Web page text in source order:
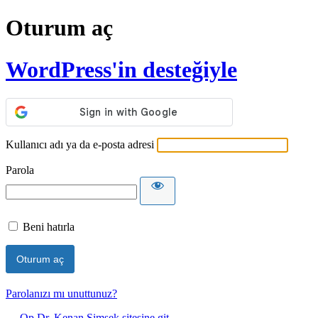
Oturum aç
WordPress'in desteğiyle
Kullanıcı adı ya da e-posta adresi
Parola
Beni hatırla
Parolanızı mı unuttunuz?